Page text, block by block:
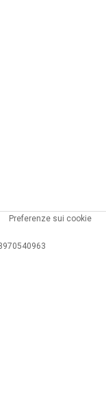
Preferenze sui cookie